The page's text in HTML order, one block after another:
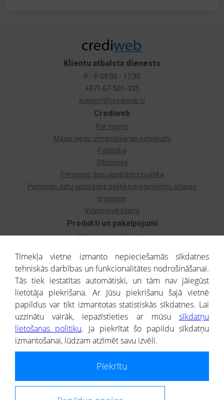
Produkti un pakalpojumi
Izziņa par uzņēmumu
Dzimtas koks
Uzņēmumu atlase
Monitorings
Kredītizziņa par ārvalstu uzņēmumiem
Crediweb
Par mums
Mājas lapas izmantošanas noteikumi
Palīdzība
Sīkdatnes
Personas datu apstrādes politika
Personas datu apstrādes politika pretendentu atlases
procesos
Videonovērošana
Klientu atbalsta dienests
P - P 09:00 - 17:30
+371 67-501-335
support@crediweb.lv
® CREDITREFORM Latvija
SIA
Portāla ietvaros saņemtajai informācijai ir uzziņas raksturs, un tai nav
atbildīgs par fizisko personu datu aizsardzības tiesiskā regulējuma, kā arī
Tīmekļa vietne izmanto nepieciešamās sīkdatnes
tehniskās darbības un funkcionalitātes nodrošināšanai.
Tās tiek iestatītas automātiski, un tām nav jāiegūst
lietotāja piekrišana. Ar Jūsu piekrišanu šajā vietnē
papildus var tikt izmantotas statistiskās sīkdatnes. Lai
uzzinātu vairāk, iepazīstieties ar mūsu sīkdatņu
lietošanas politiku. Ja piekrītat šo papildu sīkdatņu
izmantošanai, lūdzam atzīmēt savu izvēli.
Piekrītu